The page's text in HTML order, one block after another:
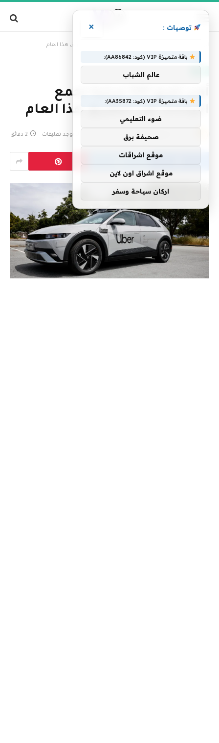
أوبر تضع 500 مركبة لجمع
البيانات على الطريق هذا العام
فريق التحرير 3 يونيو، 2026 لا توجد تعليقات 2 دقائق
توصيات : ×
باقة متميزة VIP (كود: AA86842):
عالم الشباب
باقة متميزة VIP (كود: AA35872):
ضوء التعليمي
صحيفة برق
موقع اشراقات
موقع اشراق اون لاين
اركان سياحة وسفر